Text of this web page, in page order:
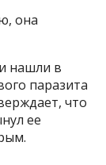
она
нашли в
паразита
что
ее